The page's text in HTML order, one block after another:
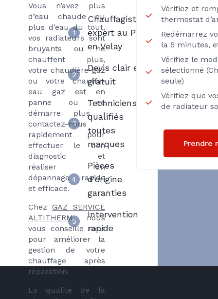
Vous n’avez plus
d’eau chaude ou
plus d’eau du tout,
vos radiateurs sont
bruyants ou ne
chauffent plus,
votre chaudière gaz
ou votre chauffe-
eau gaz est en
panne ou ne
démarre plus :
contactez-nous
rapidement pour
effectuer le bon
diagnostic et
réaliser un
dépannage rapide
et efficace.
ChezGAZ SERVICE
ALTITHERM, nous
vous conseille rons
pour améliorer la
gestion de votre
chauffage après
réparation.
La qualité de la
Vérifiez et
thermostat
Redémarrez
la 5 minutes,
Vérifiez le
sélectionné
seule)
Vérifiez que
de radiateur
Prendre
1
Chauffagiste
expert au Puy
en Velay
2
Devis clair et
gratuit
3
Techniciens
qualifiés
toutes
marques
4
Pièces
d'origine
garanties
5
Intervention
rapide